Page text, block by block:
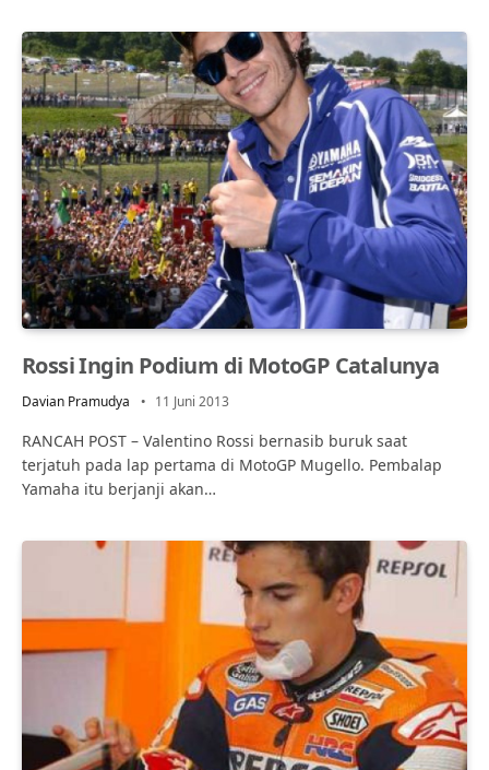
Rossi Ingin Podium di MotoGP Catalunya
Davian Pramudya 11 Juni 2013
RANCAH POST – Valentino Rossi bernasib buruk saat
terjatuh pada lap pertama di MotoGP Mugello. Pembalap
Yamaha itu berjanji akan…